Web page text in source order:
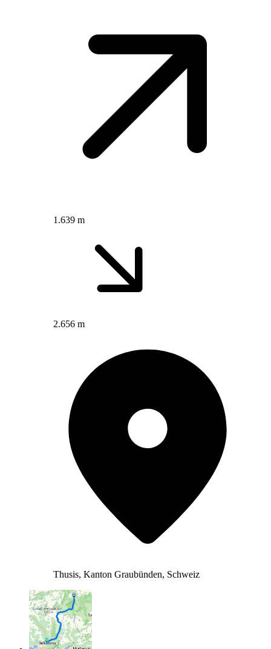
1.639 m
2.656 m
Thusis, Kanton Graubünden, Schweiz